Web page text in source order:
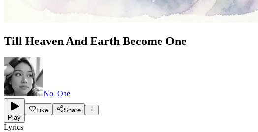
Till Heaven And Earth Become One
No_One
Play
Like Share
Lyrics